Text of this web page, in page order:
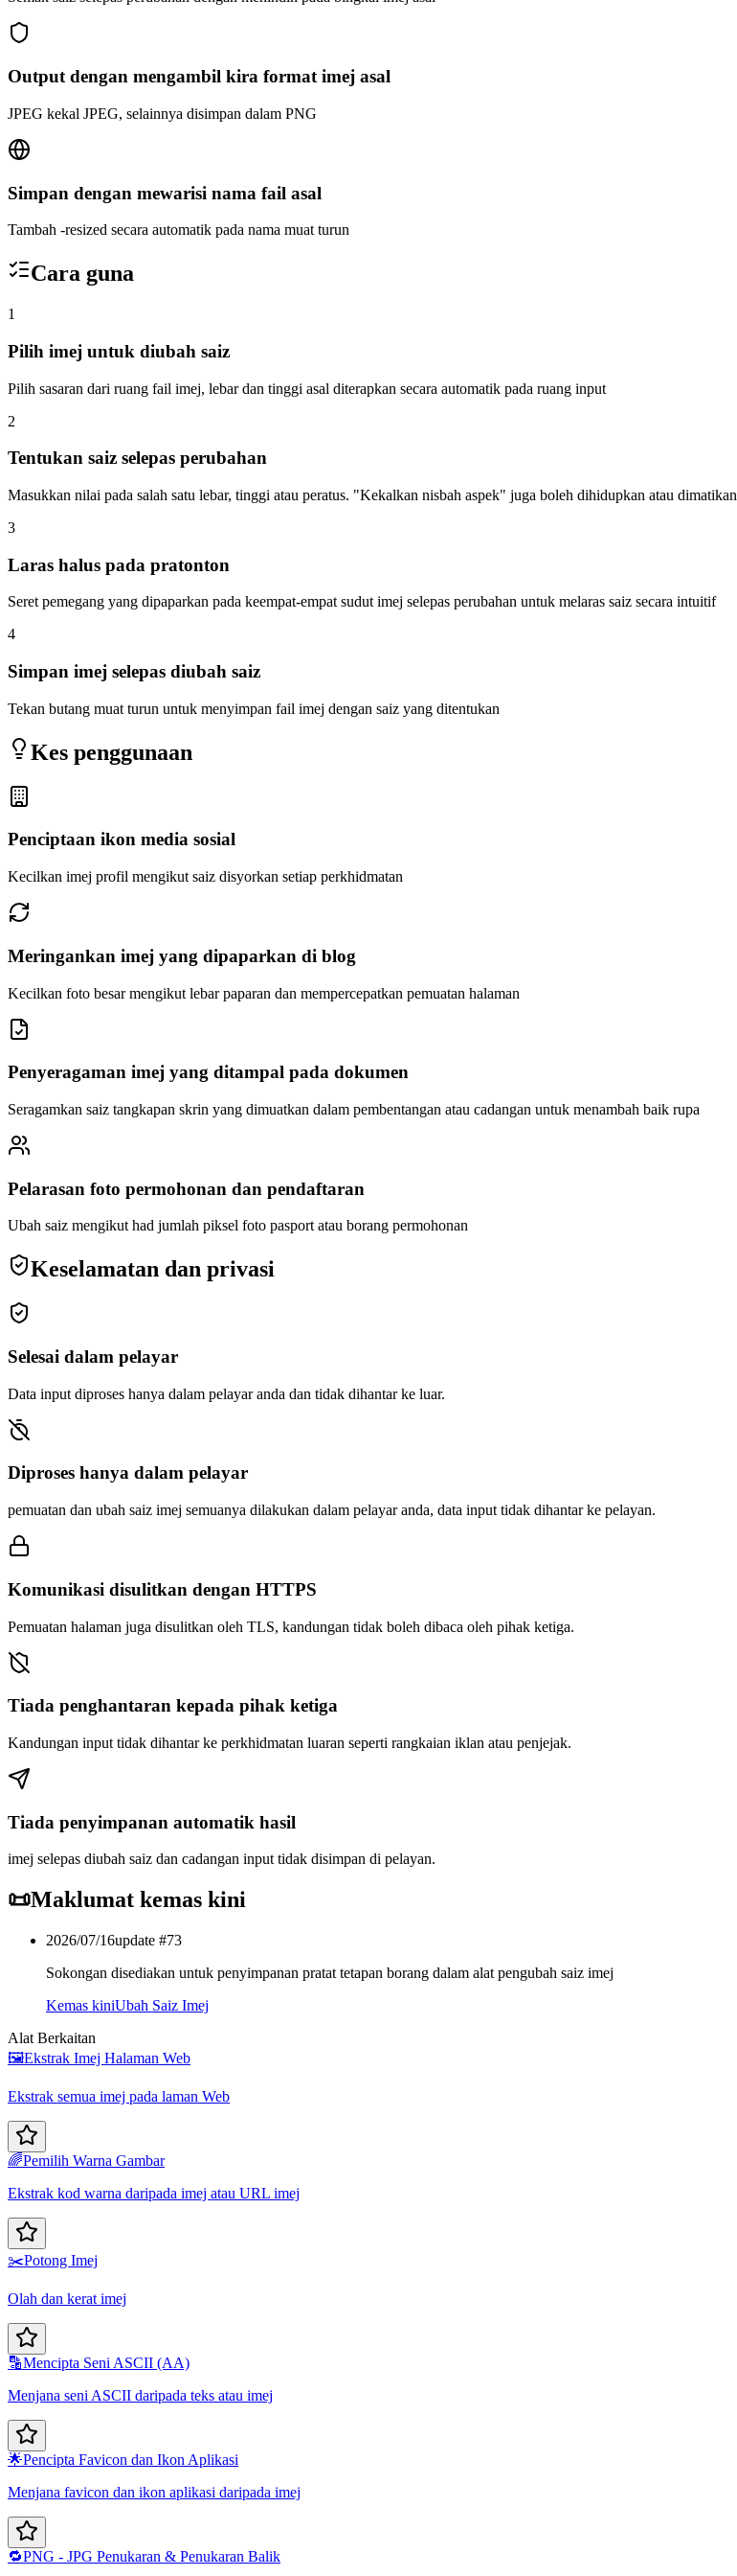
Output dengan mengambil kira format imej asal
JPEG kekal JPEG, selainnya disimpan dalam PNG
Simpan dengan mewarisi nama fail asal
Tambah -resized secara automatik pada nama muat turun
Cara guna
1
Pilih imej untuk diubah saiz
Pilih sasaran dari ruang fail imej, lebar dan tinggi asal diterapkan secara automatik pada ruang input
2
Tentukan saiz selepas perubahan
Masukkan nilai pada salah satu lebar, tinggi atau peratus. "Kekalkan nisbah aspek" juga boleh dihidupkan atau dimatikan
3
Laras halus pada pratonton
Seret pemegang yang dipaparkan pada keempat-empat sudut imej selepas perubahan untuk melaras saiz secara intuitif
4
Simpan imej selepas diubah saiz
Tekan butang muat turun untuk menyimpan fail imej dengan saiz yang ditentukan
Kes penggunaan
Penciptaan ikon media sosial
Kecilkan imej profil mengikut saiz disyorkan setiap perkhidmatan
Meringankan imej yang dipaparkan di blog
Kecilkan foto besar mengikut lebar paparan dan mempercepatkan pemuatan halaman
Penyeragaman imej yang ditampal pada dokumen
Seragamkan saiz tangkapan skrin yang dimuatkan dalam pembentangan atau cadangan untuk menambah baik rupa
Pelarasan foto permohonan dan pendaftaran
Ubah saiz mengikut had jumlah piksel foto pasport atau borang permohonan
Keselamatan dan privasi
Selesai dalam pelayar
Data input diproses hanya dalam pelayar anda dan tidak dihantar ke luar.
Diproses hanya dalam pelayar
pemuatan dan ubah saiz imej semuanya dilakukan dalam pelayar anda, data input tidak dihantar ke pelayan.
Komunikasi disulitkan dengan HTTPS
Pemuatan halaman juga disulitkan oleh TLS, kandungan tidak boleh dibaca oleh pihak ketiga.
Tiada penghantaran kepada pihak ketiga
Kandungan input tidak dihantar ke perkhidmatan luaran seperti rangkaian iklan atau penjejak.
Tiada penyimpanan automatik hasil
imej selepas diubah saiz dan cadangan input tidak disimpan di pelayan.
📜Maklumat kemas kini
2026/07/16update #73
Sokongan disediakan untuk penyimpanan pratat tetapan borang dalam alat pengubah saiz imej
Kemas kiniUbah Saiz Imej
Alat Berkaitan
🖼️Ekstrak Imej Halaman Web
Ekstrak semua imej pada laman Web
🌈Pemilih Warna Gambar
Ekstrak kod warna daripada imej atau URL imej
✂️Potong Imej
Olah dan kerat imej
🔡Mencipta Seni ASCII (AA)
Menjana seni ASCII daripada teks atau imej
🌟Pencipta Favicon dan Ikon Aplikasi
Menjana favicon dan ikon aplikasi daripada imej
🔁PNG - JPG Penukaran & Penukaran Balik